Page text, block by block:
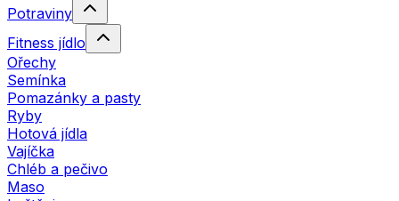
Potraviny
Fitness jídlo
Ořechy
Semínka
Pomazánky a pasty
Ryby
Hotová jídla
Vajíčka
Chléb a pečivo
Maso